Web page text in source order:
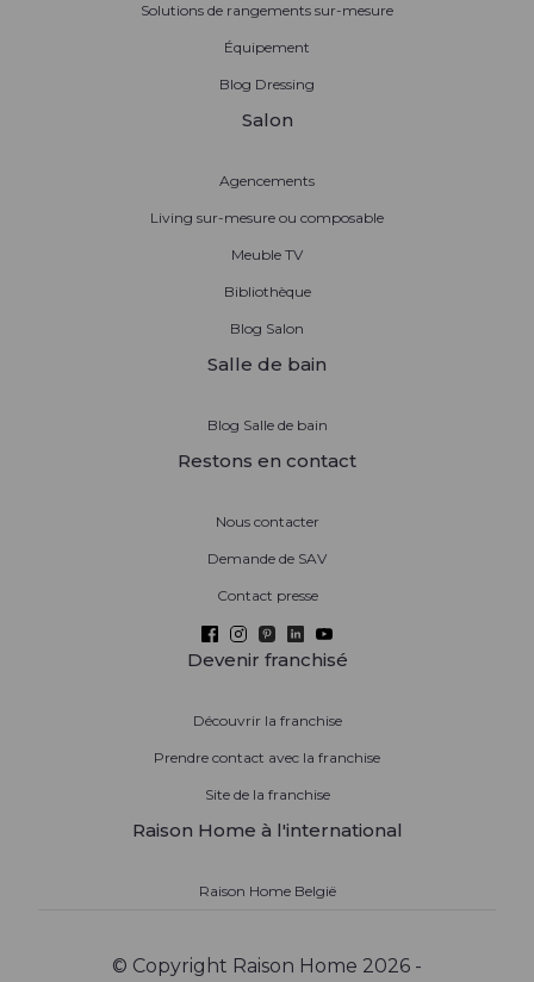
Solutions de rangements sur-mesure
Équipement
Blog Dressing
Salon
Agencements
Living sur-mesure ou composable
Meuble TV
Bibliothèque
Blog Salon
Salle de bain
Blog Salle de bain
Restons en contact
Nous contacter
Demande de SAV
Contact presse
Devenir franchisé
Découvrir la franchise
Prendre contact avec la franchise
Site de la franchise
Raison Home à l'international
Raison Home België
© Copyright Raison Home 2026 -